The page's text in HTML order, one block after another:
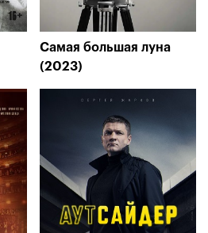
Самая большая луна
(2023)